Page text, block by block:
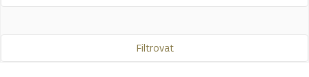
Filtrovat